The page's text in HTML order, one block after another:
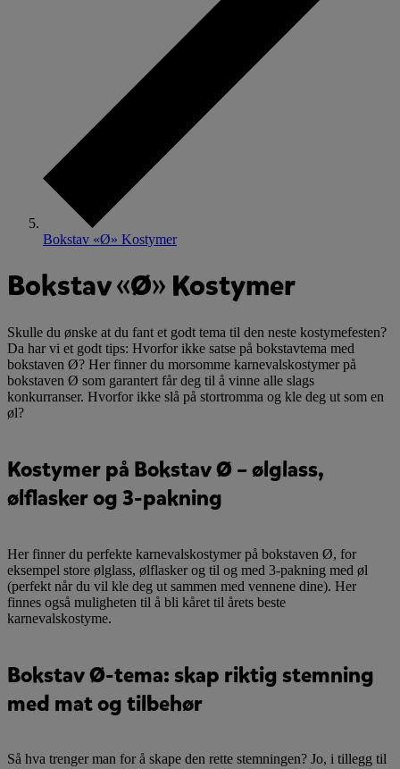
Bokstav «Ø» Kostymer
Bokstav «Ø» Kostymer
Skulle du ønske at du fant et godt tema til den neste kostymefesten?
Da har vi et godt tips: Hvorfor ikke satse på bokstavtema med
bokstaven Ø? Her finner du morsomme karnevalskostymer på
bokstaven Ø som garantert får deg til å vinne alle slags
konkurranser. Hvorfor ikke slå på stortromma og kle deg ut som en
øl?
Kostymer på Bokstav Ø – ølglass,
ølflasker og 3-pakning
Her finner du perfekte karnevalskostymer på bokstaven Ø, for
eksempel store ølglass, ølflasker og til og med 3-pakning med øl
(perfekt når du vil kle deg ut sammen med vennene dine). Her
finnes også muligheten til å bli kåret til årets beste
karnevalskostyme.
Bokstav Ø-tema: skap riktig stemning
med mat og tilbehør
Så hva trenger man for å skape den rette stemningen? Jo, i tillegg til